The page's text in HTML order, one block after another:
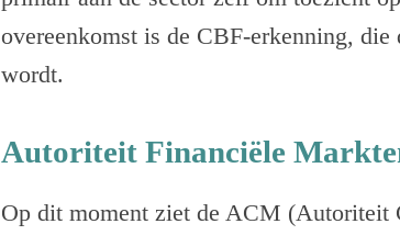
overeenkomst is de CBF-erkenning,
wordt.
Autoriteit Financiële
Op dit moment ziet de ACM (Autoriteit